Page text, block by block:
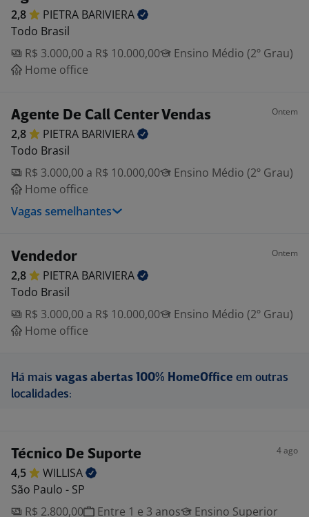
2,8 PIETRA BARIVIERA
Todo Brasil
R$ 3.000,00 a R$ 10.000,00
Ensino Médio (2º Grau)
Home office
Agente De Call Center Vendas Ontem
2,8 PIETRA BARIVIERA
Todo Brasil
R$ 3.000,00 a R$ 10.000,00
Ensino Médio (2º Grau)
Home office
Vagas semelhantes
Vendedor Ontem
2,8 PIETRA BARIVIERA
Todo Brasil
R$ 3.000,00 a R$ 10.000,00
Ensino Médio (2º Grau)
Home office
Há mais vagas abertas 100% HomeOffice em outras
localidades:
Técnico De Suporte 4 ago
4,5
WILLISA
São Paulo - SP
R$ 2.800,00
Entre 1 e 3 anos Ensino Superior